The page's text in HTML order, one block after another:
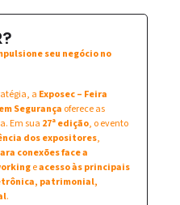
seu negócio no
a Exposec – Feira
Segurança oferece as
Em sua 27ª edição, o evento
dos expositores,
conexões face a
eacesso às principais
patrimonial,
.